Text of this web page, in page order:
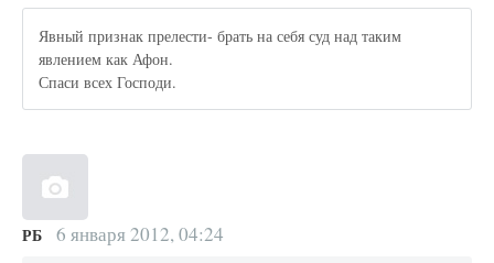
Явный признак прелести- брать на себя суд над таким
явлением как Афон.
Спаси всех Господи.
РБ 6 января 2012, 04:24